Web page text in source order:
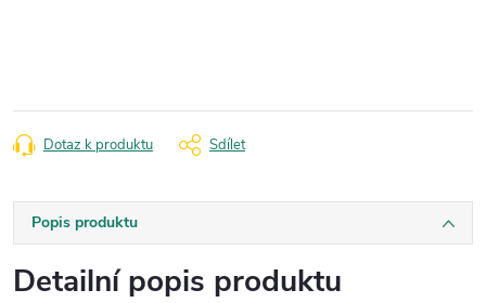
Dotaz k produktu Sdílet
Popis produktu
Detailní popis produktu